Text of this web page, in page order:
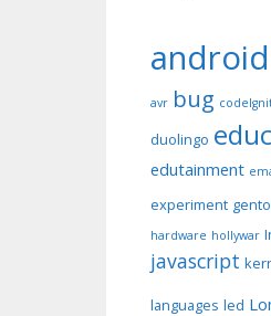
android
avr bug
duolingo
edutainment
experiment
hardware hollywar
javascript
languages led